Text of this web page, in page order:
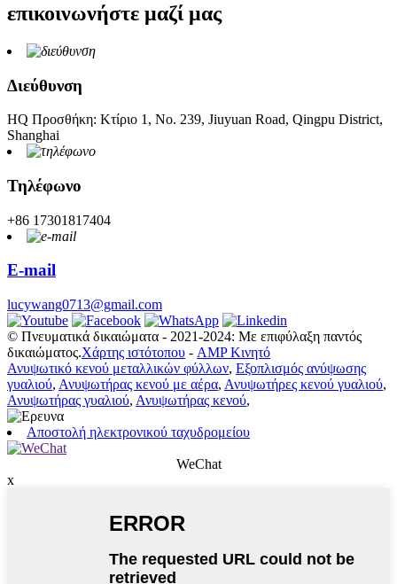
επικοινωνήστε μαζί μας
Διεύθυνση
HQ Προσθήκη: Κτίριο 1, Νο. 239, Jiuyuan Road, Qingpu District,
Shanghai
Τηλέφωνο
+86 17301817404
E-mail
lucywang0713@gmail.com
© Πνευματικά δικαιώματα - 2021-2024: Με επιφύλαξη παντός
δικαιώματος.Χάρτης ιστότοπου - AMP Κινητό
Ανυψωτικό κενού μεταλλικών φύλλων, Εξοπλισμός ανύψωσης
γυαλιού, Ανυψωτήρας κενού με αέρα, Ανυψωτήρες κενού γυαλιού,
Ανυψωτήρας γυαλιού, Ανυψωτήρας κενού,
Αποστολή ηλεκτρονικού ταχυδρομείου
WeChat
x